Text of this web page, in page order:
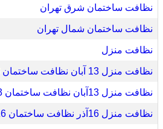
نظافت ساختمان شرق تهران
نظافت ساختمان شمال تهران
نظافت منزل
نظافت منزل 13 آبان نظافت ساختمان 13 آبان
نظافت منزل 13آبان نظافت ساختمان 13آبان
نظافت منزل 16آذر نظافت ساختمان 16آذر